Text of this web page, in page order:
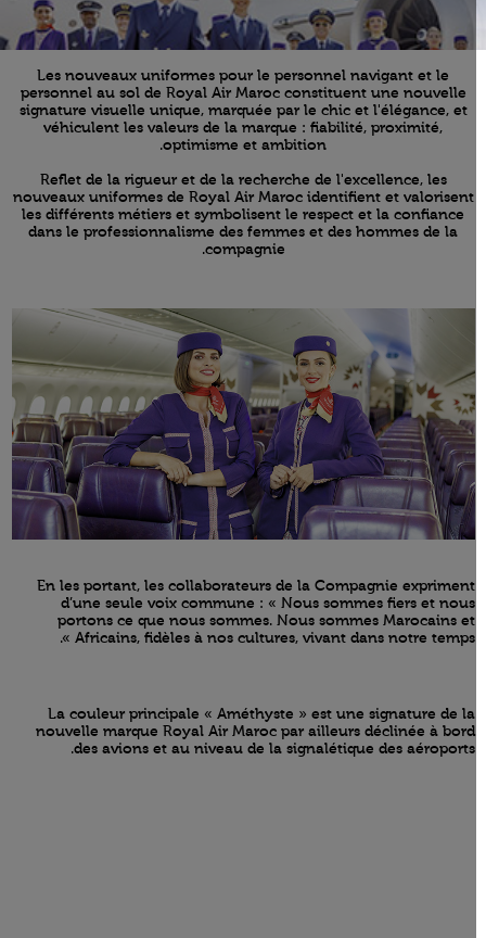
Les nouveaux uniformes pour le personnel navigant et le
personnel au sol de Royal Air Maroc constituent une nouvelle
signature visuelle unique, marquée par le chic et l'élégance, et
véhiculent les valeurs de la marque : fiabilité, proximité,
optimisme et ambition.
Reflet de la rigueur et de la recherche de l'excellence, les
nouveaux uniformes de Royal Air Maroc identifient et valorisent
les différents métiers et symbolisent le respect et la confiance
dans le professionnalisme des femmes et des hommes de la
compagnie.
En les portant, les collaborateurs de la Compagnie expriment
d’une seule voix commune : « Nous sommes fiers et nous
portons ce que nous sommes. Nous sommes Marocains et
Africains, fidèles à nos cultures, vivant dans notre temps ».
La couleur principale « Améthyste » est une signature de la
nouvelle marque Royal Air Maroc par ailleurs déclinée à bord
des avions et au niveau de la signalétique des aéroports.